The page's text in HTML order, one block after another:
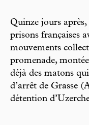
Quinze jours
prisons françaises
mouvements
promenade,
déjà des matons
d’arrêt de Grasse
détention